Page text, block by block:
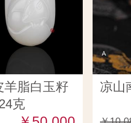
羊脂白玉籽
克
凉山